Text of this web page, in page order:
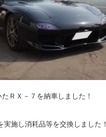
ＲＸ－７を納車しました！
実施し消耗品等を交換しました！